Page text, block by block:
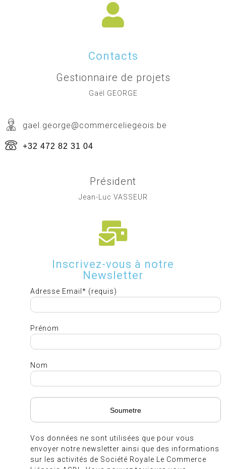
Contacts
Gestionnaire de projets
Gaël GEORGE
gael.george@commerceliegeois.be
+32 472 82 31 04
Président
Jean-Luc VASSEUR
Inscrivez-vous à notre
Newsletter
Adresse Email* (requis)
Prénom
Nom
Vos données ne sont utilisées que pour vous
envoyer notre newsletter ainsi que des informations
sur les activités de Société Royale Le Commerce